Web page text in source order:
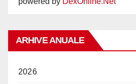
ARHIVE ANUALE
2026